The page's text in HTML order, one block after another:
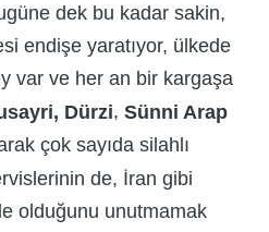
dek bu kadar sakin,
endişe yaratıyor, ülkede
var ve her an bir kargaşa
Dürzi, Sünni Arap
çok sayıda silahlı
de, İran gibi
olduğunu unutmamak